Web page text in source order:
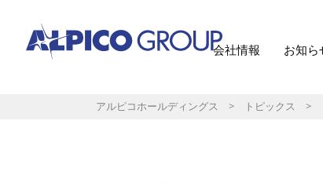
会社情報 お知ら
アルピコホールディングス > トピックス >